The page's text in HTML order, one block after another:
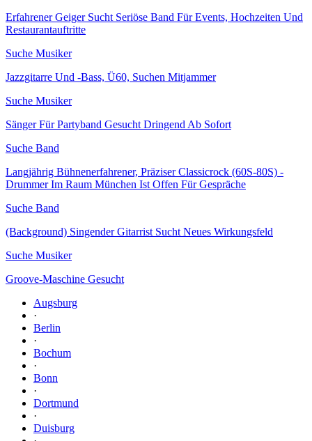
Erfahrener Geiger Sucht Seriöse Band Für Events, Hochzeiten Und
Restaurantauftritte
Suche Musiker
Jazzgitarre Und -Bass, Ü60, Suchen Mitjammer
Suche Musiker
Sänger Für Partyband Gesucht Dringend Ab Sofort
Suche Band
Langjährig Bühnenerfahrener, Präziser Classicrock (60S-80S) -
Drummer Im Raum München Ist Offen Für Gespräche
Suche Band
(Background) Singender Gitarrist Sucht Neues Wirkungsfeld
Suche Musiker
Groove-Maschine Gesucht
Augsburg
·
Berlin
·
Bochum
·
Bonn
·
Dortmund
·
Duisburg